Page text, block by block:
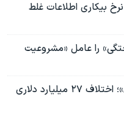
بیکاری اطلاعات غلط
را عامل «مشروعیت
دستکاری آماری برای «دستاورد سازی»؛ اختلاف ۲۷ میلیارد دلاری